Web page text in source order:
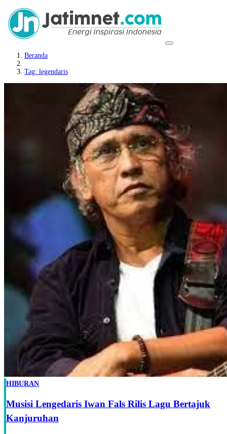
Beranda
Tag: legendaris
HIBURAN
Musisi Lengedaris Iwan Fals Rilis Lagu Bertajuk
Kanjuruhan